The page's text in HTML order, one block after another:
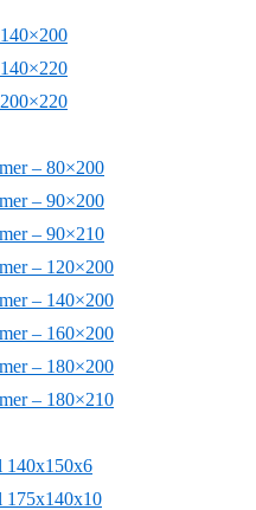
– 80×200
– 90×200
– 90×210
– 120×200
– 140×200
– 160×200
– 180×200
– 180×210
140x150x6
175x140x10